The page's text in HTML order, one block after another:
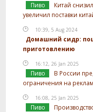
Пиво
Китай
увеличил поставки
10:39, 5 Aug 2024
Домашний сидр:
приготовлению
16:12, 26 Jan 2025
Пиво
В России
ограничения на
16:08, 25 Jan 2025
Пиво